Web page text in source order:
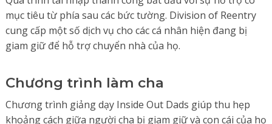
mục tiêu từ phía sau các bức tường. Division of Reentry
cung cấp một số dịch vụ cho các cá nhân hiện đang bị
giam giữ để hỗ trợ chuyển nhà của họ.
Chương trình làm cha
Chương trình giảng dạy Inside Out Dads giúp thu hẹp
khoảng cách giữa người cha bị giam giữ và con cái của họ